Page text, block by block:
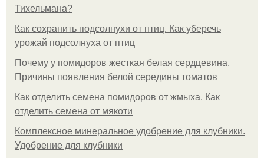
Тихельмана?
Как сохранить подсолнухи от птиц. Как уберечь
урожай подсолнуха от птиц
Почему у помидоров жесткая белая сердцевина.
Причины появления белой середины томатов
Как отделить семена помидоров от жмыха. Как
отделить семена от мякоти
Комплексное минеральное удобрение для клубники.
Удобрение для клубники